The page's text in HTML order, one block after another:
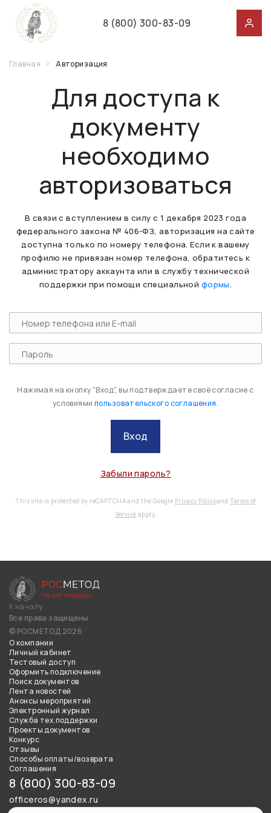
8 (800) 300-83-09
Главная Авторизация
Для доступа к
документу
необходимо
авторизоваться
В связи с вступлением в силу с 1 декабря 2023 года
федерального закона № 406-ФЗ, авторизация на сайте
доступна только по номеру телефона. Если к вашему
профилю не привязан номер телефона, обратитесь к
администратору аккаунта или в службу технической
поддержки при помощи специальной формы.
Нажимая на кнопку "Вход", вы подтверждаете своё согласие с
условиями пользовательского соглашения.
Вход
Забыли пароль?
This site is protected by reCAPTCHA and the Google Privacy PolicyandTerms of
Service apply.
К началу
Все права защищены
© РОСМЕТОД 2026
О компании
Личный кабинет
Тестовый доступ
Оформить подключение
Поиск документов
Лента новостей
Анонсы мероприятий
Электронный журнал
Служба тех.поддержки
Проекты документов
Конкурс
Отзывы
Способы оплаты/возврата
Соглашения
8 (800) 300-83-09
officeros@yandex.ru